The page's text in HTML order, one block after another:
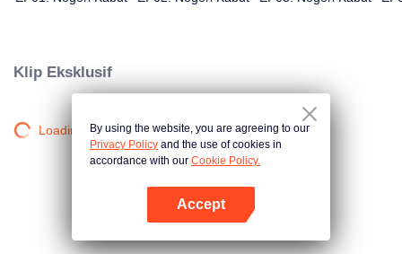
Klip Eksklusif
Loading…By using the website, you are agreeing to our
Privacy Policy and the use of cookies in
accordance with our Cookie Policy.
Accept